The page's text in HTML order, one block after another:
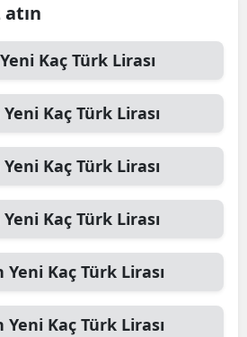
Kaç Türk Lirası
Yeni Kaç Türk Lirası
Yeni Kaç Türk Lirası
Yeni Kaç Türk Lirası
Yeni Kaç Türk Lirası
Yeni Kaç Türk Lirası